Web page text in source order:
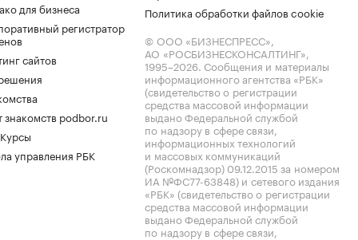
для бизнеса
регистратор
сайтов
знакомств podbor.ru
управления РБК
Политика обработки файлов cookie
© ООО «БИЗНЕСПРЕСС»,
АО «РОСБИЗНЕСКОНСАЛТИНГ»,
1995–2026. Сообщения и материалы
информационного агентства «РБК»
(свидетельство о регистрации
средства массовой информации
выдано Федеральной службой
по надзору в сфере связи,
информационных технологий
и массовых коммуникаций
(Роскомнадзор) 09.12.2015 за номером
ИА №ФС77-63848) и сетевого издания
«РБК» (свидетельство о регистрации
средства массовой информации
выдано Федеральной службой
по надзору в сфере связи,